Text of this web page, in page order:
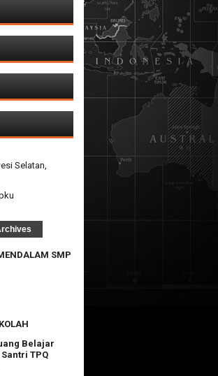
Selatan,
SMP
Belajar
TPQ